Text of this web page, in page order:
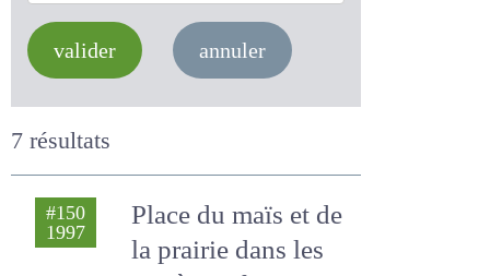
valider annuler
7 résultats
#150
Place du maïs et